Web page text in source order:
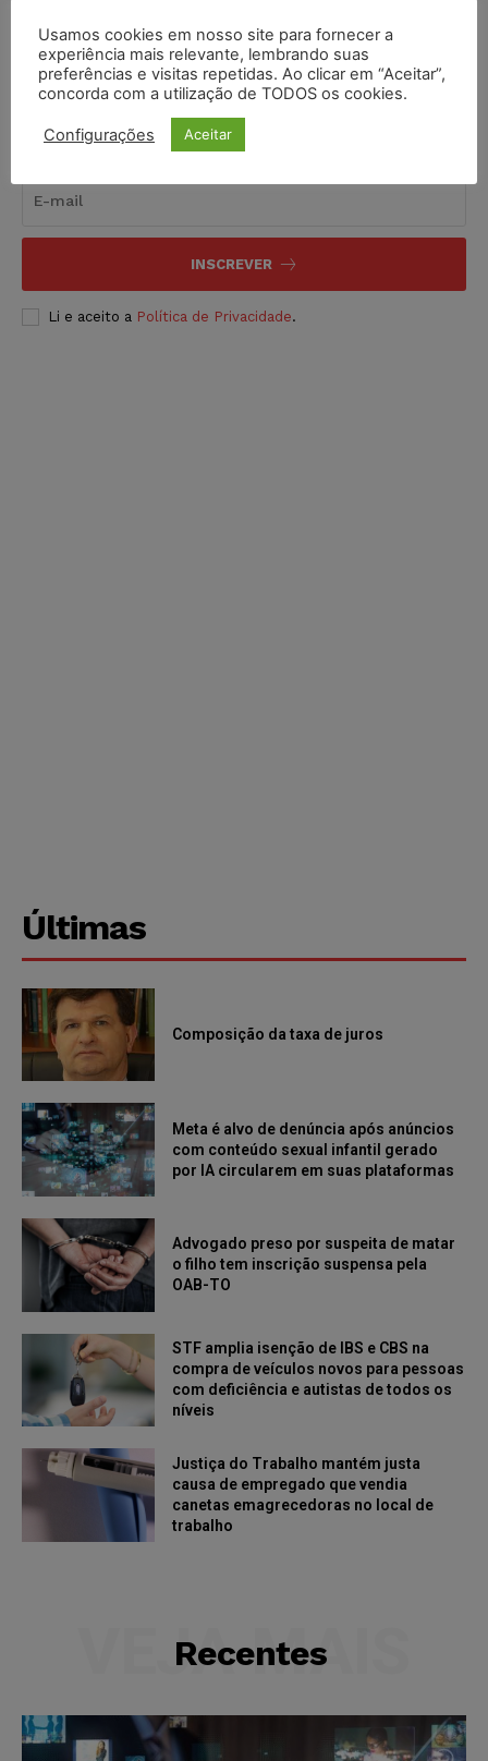
Inscreva-se
INSCREVER
Li e aceito a Política de Privacidade.
Últimas
Composição da taxa de juros
Meta é alvo de denúncia após anúncios
com conteúdo sexual infantil gerado
por IA circularem em suas plataformas
Advogado preso por suspeita de matar
o filho tem inscrição suspensa pela
OAB-TO
STF amplia isenção de IBS e CBS na
compra de veículos novos para pessoas
com deficiência e autistas de todos os
níveis
Justiça do Trabalho mantém justa
causa de empregado que vendia
canetas emagrecedoras no local de
trabalho
Recentes
VEJA MAIS
Usamos cookies em nosso site para fornecer a
experiência mais relevante, lembrando suas
preferências e visitas repetidas. Ao clicar em “Aceitar”,
concorda com a utilização de TODOS os cookies.
Configurações Aceitar